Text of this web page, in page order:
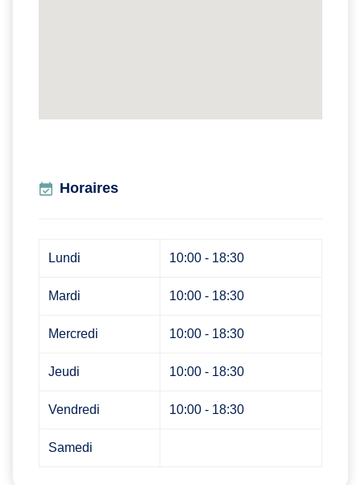
Horaires
Lundi 10:00 - 18:30
Mardi 10:00 - 18:30
Mercredi 10:00 - 18:30
Jeudi 10:00 - 18:30
Vendredi 10:00 - 18:30
Samedi